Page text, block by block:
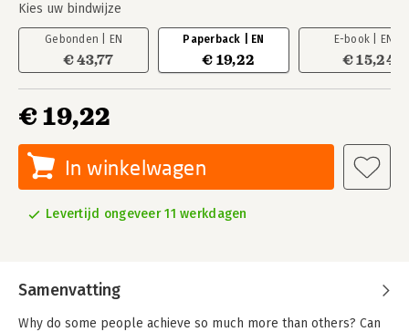
Kies uw bindwijze
Gebonden | EN
€ 43,77
Paperback | EN
€ 19,22
E-book | EN
€ 15,24
€ 19,22
In winkelwagen
Levertijd ongeveer 11 werkdagen
Samenvatting
Why do some people achieve so much more than others? Can